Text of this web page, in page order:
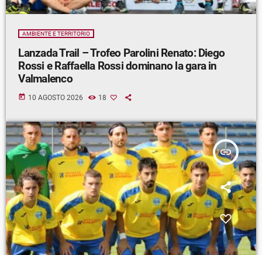
AMBIENTE E TERRITORIO
Lanzada Trail – Trofeo Parolini Renato: Diego
Rossi e Raffaella Rossi dominano la gara in
Valmalenco
today 10 AGOSTO 2026 18
insert_link